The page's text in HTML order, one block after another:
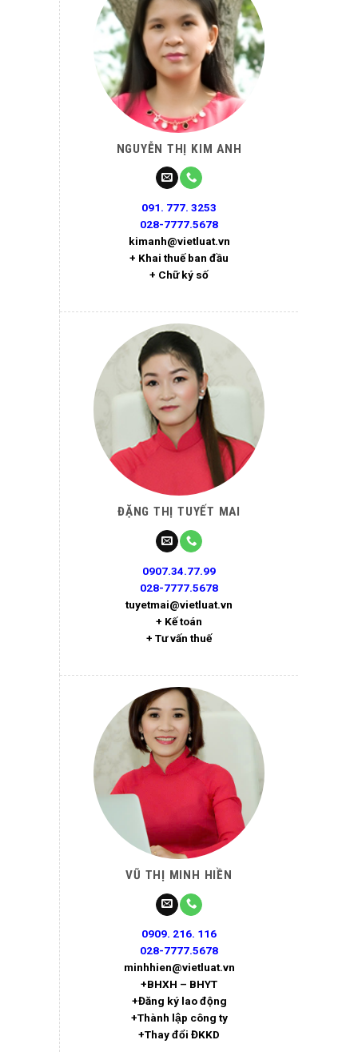
NGUYỄN THỊ KIM ANH
091. 777. 3253
028-7777.5678
kimanh@vietluat.vn
+ Khai thuế ban đầu
+ Chữ ký số
ĐẶNG THỊ TUYẾT MAI
0907.34.77.99
028-7777.5678
tuyetmai@vietluat.vn
+ Kế toán
+ Tư vấn thuế
VŨ THỊ MINH HIỀN
0909. 216. 116
028-7777.5678
minhhien@vietluat.vn
+BHXH – BHYT
+Đăng ký lao động
+Thành lập công ty
+Thay đổi ĐKKD